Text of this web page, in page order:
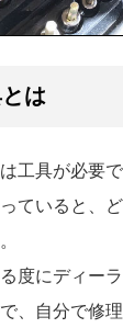
は
工具が必要で
ていると、
度にディー
、自分で修